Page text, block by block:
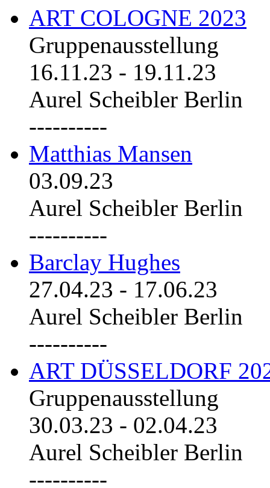
ART COLOGNE 2023
Gruppenausstellung
16.11.23 - 19.11.23
Aurel Scheibler Berlin
----------
Matthias Mansen
03.09.23
Aurel Scheibler Berlin
----------
Barclay Hughes
27.04.23 - 17.06.23
Aurel Scheibler Berlin
----------
ART DÜSSELDORF
Gruppenausstellung
30.03.23 - 02.04.23
Aurel Scheibler Berlin
----------